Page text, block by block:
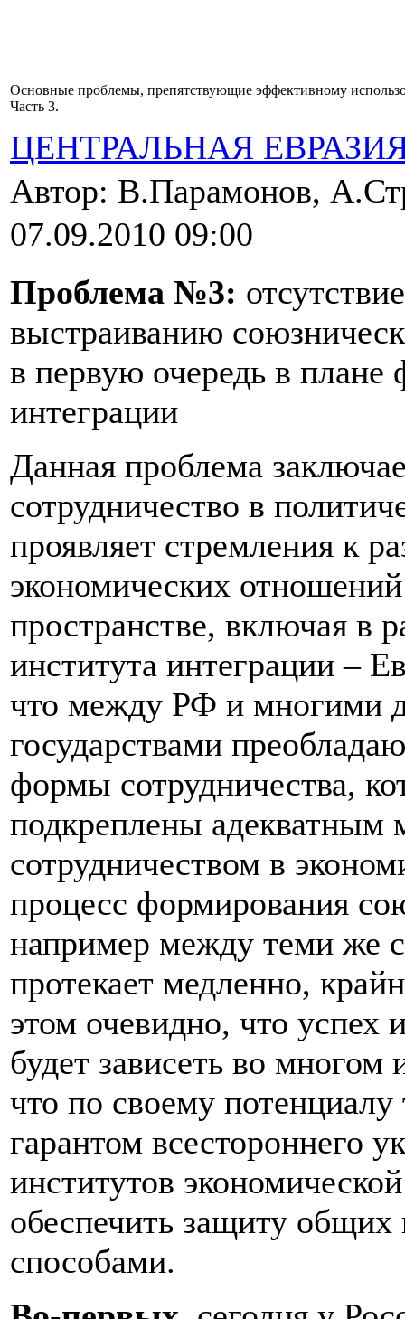
Основные проблемы, препятствующие эффективному
Часть 3.
ЦЕНТРАЛЬНАЯ
Автор: В.Парамонов,
07.09.2010 09:00
Проблема №3:
выстраиванию
в первую очередь в плане
интеграции
Данная проблема
сотрудничество в
проявляет стремления к
экономических
пространстве, включая в
института интеграции –
что между РФ и многими
государствами
формы сотрудничества,
подкреплены адекватным
сотрудничеством в
процесс формирования
например между теми же
протекает медленно,
этом очевидно, что успех
будет зависеть во
что по своему
гарантом всестороннего
институтов
обеспечить защиту
способами.